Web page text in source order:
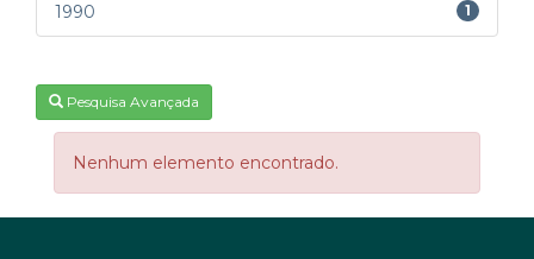
1990 1
Pesquisa Avançada
Nenhum elemento encontrado.